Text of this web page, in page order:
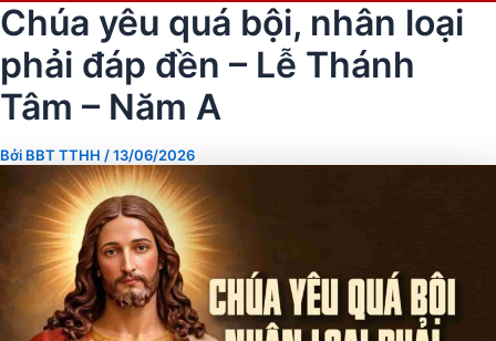
Chúa yêu quá bội, nhân loại
phải đáp đền – Lễ Thánh
Tâm – Năm A
BởiBBT TTHH /13/06/2026